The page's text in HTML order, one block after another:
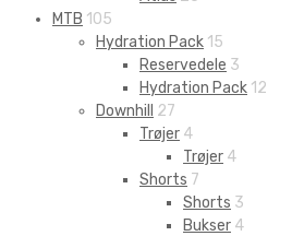
MTB 105
Hydration Pack 15
Reservedele 3
Hydration Pack 12
Downhill
27
Trøjer 4
Trøjer 4
Shorts 7
Shorts 3
Bukser 4